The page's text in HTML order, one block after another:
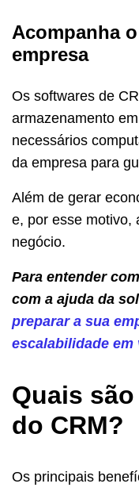
Acompanha
empresa
Os softwares de
armazenamento
necessários
da empresa para
Além de gerar
e, por esse motivo,
negócio.
Para entender
com a ajuda da
preparar a sua
escalabilidade em
Quais
do CRM?
Os principais